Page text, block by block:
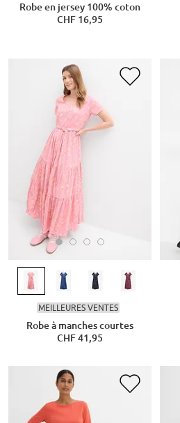
Robe en jersey 100% coton
CHF 16,95
MEILLEURES VENTES
Robe à manches courtes
CHF 41,95